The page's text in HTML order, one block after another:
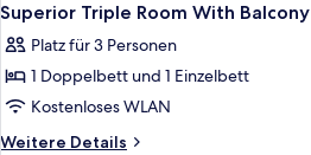
Superior Triple Room With Balcony
Platz für 3 Personen
1 Doppelbett und 1 Einzelbett
Kostenloses WLAN
Weitere Details
Weitere